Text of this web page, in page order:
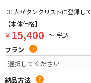
31 人がタンクリストに登録し
【本体価格】
￥ 15,400 ～ 税込
プラン
?
納品方法 ?